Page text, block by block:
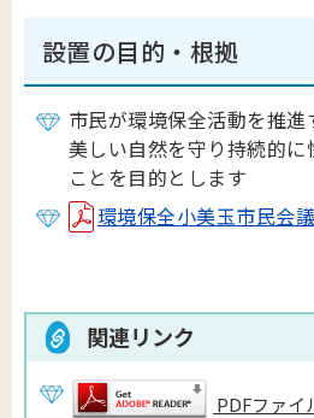
設置の目的・根拠
市民が環境保全活動を推
美しい自然を守り持続的に
ことを目的とします
環境保全小美玉市民会
関連リンク
PDFファイ